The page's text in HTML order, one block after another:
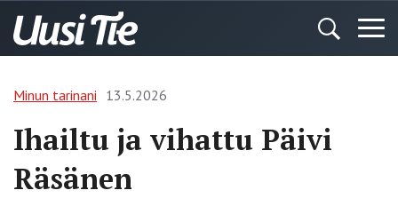
Minun tarinani 13.5.2026
Ihailtu ja vihattu Päivi
Räsänen